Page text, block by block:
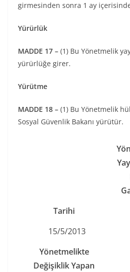
girmesinden sonra 1 ay
Yürürlük
MADDE 17 – (1) Bu Yönetmelik
yürürlüğe girer.
Yürütme
MADDE 18 – (1) Bu Yönetmelik
Sosyal Güvenlik Bakanı yürütür.
Tarihi
15/5/2013
Yönetmelikte
Değişiklik Yapan